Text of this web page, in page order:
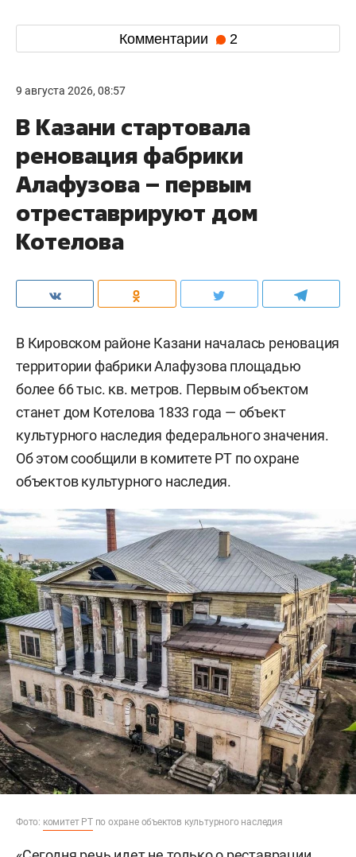
Комментарии 2
9 августа 2026, 08:57
В Казани стартовала
реновация фабрики
Алафузова – первым
отреставрируют дом
Котелова
В Кировском районе Казани началась реновация
территории фабрики Алафузова площадью
более 66 тыс. кв. метров. Первым объектом
станет дом Котелова 1833 года — объект
культурного наследия федерального значения.
Об этом сообщили в комитете РТ по охране
объектов культурного наследия.
Фото: комитет РТпо охране объектов культурного наследия